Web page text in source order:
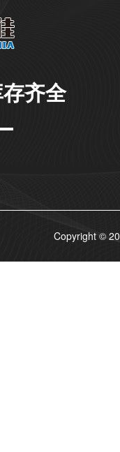
齐全
Copyright ©